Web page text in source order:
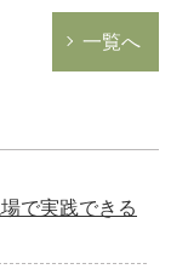
一覧へ
で実践できる